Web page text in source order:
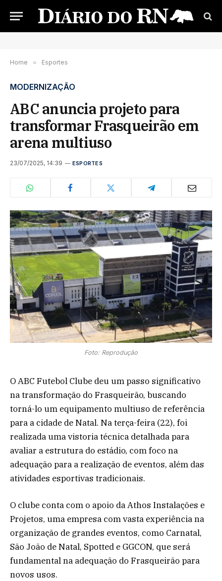
Home » Esportes
MODERNIZAÇÃO
ABC anuncia projeto para
transformar Frasqueirão em
arena multiuso
23/07/2025, 14:39 ESPORTES
Foto: Reprodução
O ABC Futebol Clube deu um passo significativo
na transformação do Frasqueirão, buscando
torná-lo um equipamento multiuso de referência
para a cidade de Natal. Na terça-feira (22), foi
realizada uma vistoria técnica detalhada para
avaliar a estrutura do estádio, com foco na
adequação para a realização de eventos, além das
atividades esportivas tradicionais.
O clube conta com o apoio da Athos Instalações e
Projetos, uma empresa com vasta experiência na
organização de grandes eventos, como Carnatal,
São João de Natal, Spotted e GGCON, que será
fundamental na adequação do Frasqueirão para
novos usos.